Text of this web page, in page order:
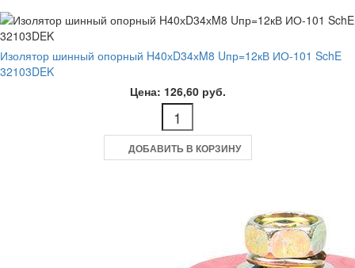
Изолятор шинный опорный H40хD34хM8 Uпр=12кВ ИО-101 SchE
32103DEK
Цена: 126,60 руб.
ДОБАВИТЬ В КОРЗИНУ